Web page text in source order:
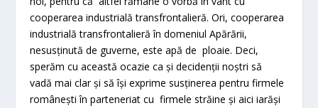
cooperarea industrială transfrontalieră. Ori, cooperarea
industrială transfrontalieră în domeniul Apărării,
nesusținută de guverne, este apă de ploaie. Deci,
sperăm cu această ocazie ca și decidenții noștri să
vadă mai clar și să își exprime susținerea pentru firmele
românești în parteneriat cu firmele străine și aici iarăși